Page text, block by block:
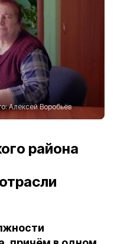
Алексей Воробьёв
района